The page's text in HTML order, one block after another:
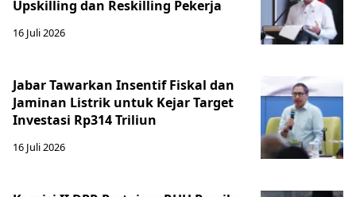
Upskilling dan Reskilling Pekerja
16 Juli 2026
Jabar Tawarkan Insentif Fiskal dan
Jaminan Listrik untuk Kejar Target
Investasi Rp314 Triliun
16 Juli 2026